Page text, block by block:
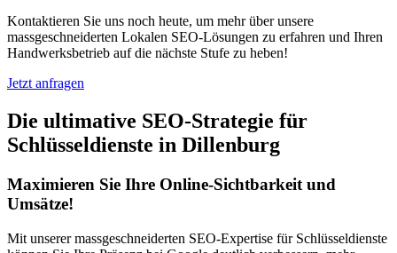
Kontaktieren Sie uns noch heute, um mehr über unsere
massgeschneiderten Lokalen SEO-Lösungen zu erfahren und Ihren
Handwerksbetrieb auf die nächste Stufe zu heben!
Jetzt anfragen
Die ultimative SEO-Strategie für
Schlüsseldienste in Dillenburg
Maximieren Sie Ihre Online-Sichtbarkeit und
Umsätze!
Mit unserer massgeschneiderten SEO-Expertise für Schlüsseldienste